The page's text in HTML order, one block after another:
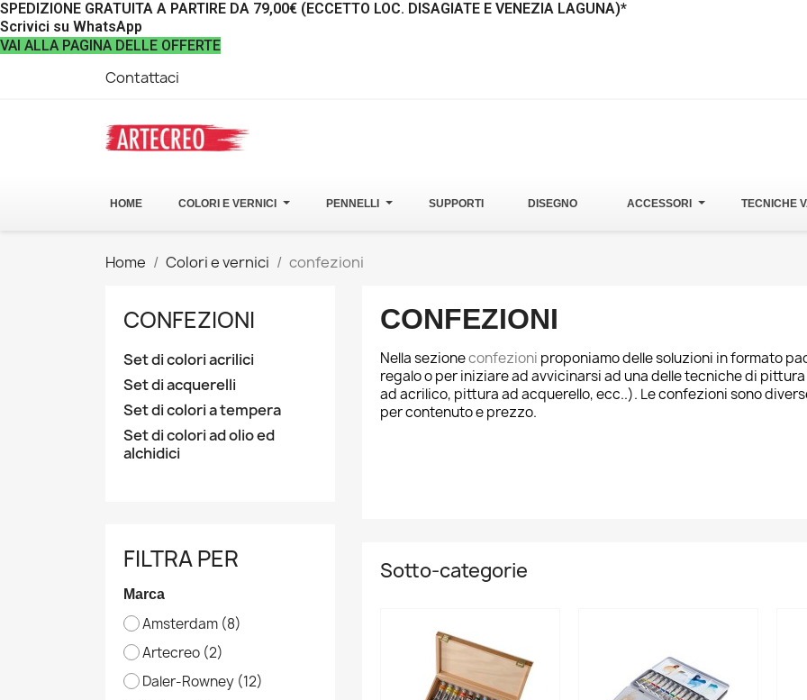
SPEDIZIONE GRATUITA A PARTIRE DA 79,00€ (ECCETTO LOC. DISAGIATE E VENEZIA LAGUNA)*
Scrivici su WhatsApp
VAI ALLA PAGINA DELLE OFFERTE
Contattaci
HOME COLORI E VERNICI PENNELLI SUPPORTI DISEGNO ACCESSORI TECNICHE
Home Colori e vernici confezioni
CONFEZIONI
Set di colori acrilici
Set di acquerelli
Set di colori a tempera
Set di colori ad olio ed
alchidici
FILTRA PER
Marca
Amsterdam (8)
Artecreo (2)
Daler-Rowney (12)
CONFEZIONI
Nella sezioneconfezioni proponiamo delle soluzioni in formato
regalo o per iniziare ad avvicinarsi ad una delle tecniche di
ad acrilico, pittura ad acquerello, ecc..). Le confezioni sono
per contenuto e prezzo.
Sotto-categorie